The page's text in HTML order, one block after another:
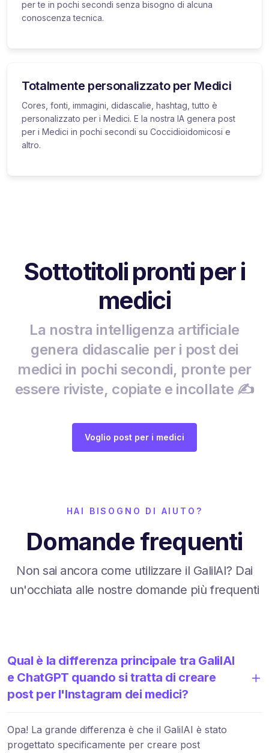
per te in pochi secondi senza bisogno di alcuna
conoscenza tecnica.
Totalmente personalizzato per Medici
Cores, fonti, immagini, didascalie, hashtag, tutto è
personalizzato per i Medici. E la nostra IA genera post
per i Medici in pochi secondi su Coccidioidomicosi e
altro.
Sottotitoli pronti per i
medici
La nostra intelligenza artificiale
genera didascalie per i post dei
medici in pochi secondi, pronte per
essere riviste, copiate e incollate ✍️
Voglio post per i medici
HAI BISOGNO DI AIUTO?
Domande frequenti
Non sai ancora come utilizzare il GalilAI? Dai
un'occhiata alle nostre domande più frequenti
Qual è la differenza principale tra GalilAI
e ChatGPT quando si tratta di creare
post per l'Instagram dei medici?
Opa! La grande differenza è che il GalilAI è stato
progettato specificamente per creare post